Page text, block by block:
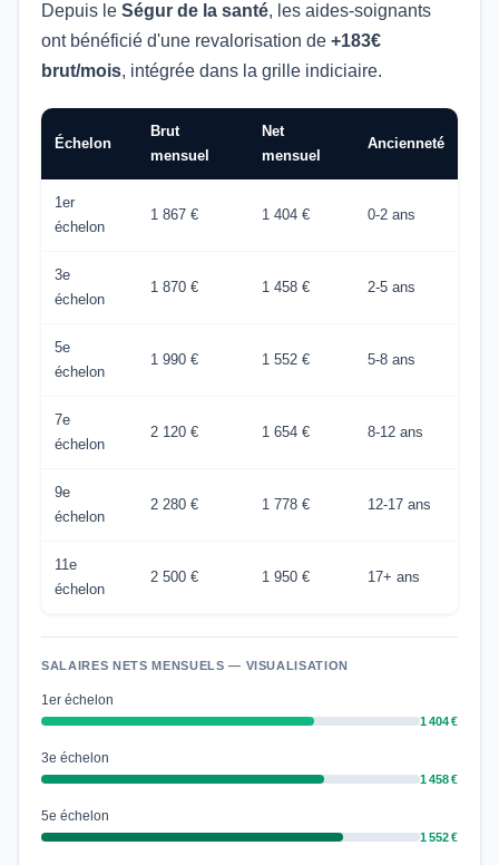
Depuis le Ségur de la santé, les aides-soignants
ont bénéficié d'une revalorisation de +183€
brut/mois, intégrée dans la grille indiciaire.
Échelon
Brut
mensuel
Net
mensuel
Ancienneté
1er
échelon
1 867 € 1 404 € 0-2 ans
3e
échelon
1 870 € 1 458 € 2-5 ans
5e
échelon
1 990 € 1 552 € 5-8 ans
7e
échelon
2 120 € 1 654 € 8-12 ans
9e
échelon
2 280 € 1 778 € 12-17 ans
11e
échelon
2 500 € 1 950 € 17+ ans
SALAIRES NETS MENSUELS — VISUALISATION
1er échelon
1 404 €
3e échelon
1 458 €
5e échelon
1 552 €